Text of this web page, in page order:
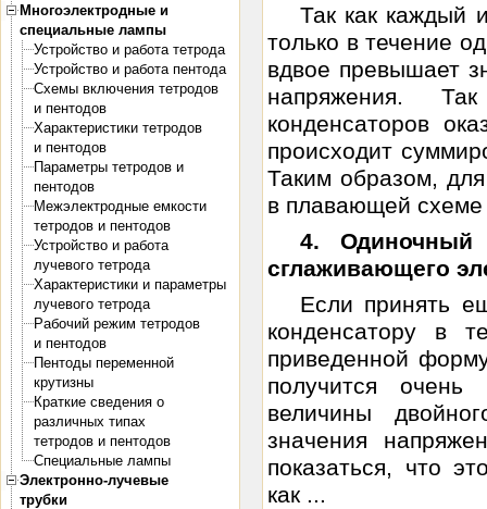
Многоэлектродные и
специальные лампы
Устройство и работа тетрода
Устройство и работа пентода
Схемы включения тетродов
и пентодов
Характеристики тетродов
и пентодов
Параметры тетродов и
пентодов
Межэлектродные емкости
тетродов и пентодов
Устройство и работа
лучевого тетрода
Характеристики и параметры
лучевого тетрода
Рабочий режим тетродов
и пентодов
Пентоды переменной
крутизны
Краткие сведения о
различных типах
тетродов и пентодов
Специальные лампы
Электронно-лучевые
трубки
Так как каждый
только в течение
вдвое превышает
напряжения.
конденсаторов
происходит
Таким образом,
в плавающей схеме
4. Одиночный
сглаживающего
Если принять
конденсатору в
приведенной
получится
величины
значения
показаться, что
как ...